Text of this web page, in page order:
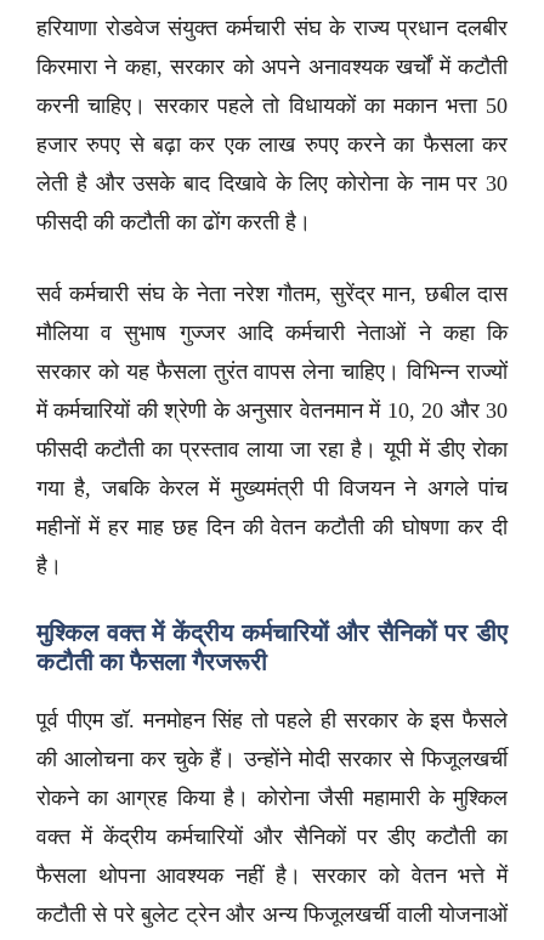
हरियाणा रोडवेज संयुक्त कर्मचारी संघ के राज्य प्रधान दलबीर
किरमारा ने कहा, सरकार को अपने अनावश्यक खर्चों में कटौती
करनी चाहिए। सरकार पहले तो विधायकों का मकान भत्ता 50
हजार रुपए से बढ़ा कर एक लाख रुपए करने का फैसला कर
लेती है और उसके बाद दिखावे के लिए कोरोना के नाम पर 30
फीसदी की कटौती का ढोंग करती है।
सर्व कर्मचारी संघ के नेता नरेश गौतम, सुरेंद्र मान, छबील दास
मौलिया व सुभाष गुज्जर आदि कर्मचारी नेताओं ने कहा कि
सरकार को यह फैसला तुरंत वापस लेना चाहिए। विभिन्न राज्यों
में कर्मचारियों की श्रेणी के अनुसार वेतनमान में 10, 20 और 30
फीसदी कटौती का प्रस्ताव लाया जा रहा है। यूपी में डीए रोका
गया है, जबकि केरल में मुख्यमंत्री पी विजयन ने अगले पांच
महीनों में हर माह छह दिन की वेतन कटौती की घोषणा कर दी
है।
मुश्किल वक्त में केंद्रीय कर्मचारियों और सैनिकों पर डीए
कटौती का फैसला गैरजरूरी
पूर्व पीएम डॉ. मनमोहन सिंह तो पहले ही सरकार के इस फैसले
की आलोचना कर चुके हैं। उन्होंने मोदी सरकार से फिजूलखर्ची
रोकने का आग्रह किया है। कोरोना जैसी महामारी के मुश्किल
वक्त में केंद्रीय कर्मचारियों और सैनिकों पर डीए कटौती का
फैसला थोपना आवश्यक नहीं है। सरकार को वेतन भत्ते में
कटौती से परे बुलेट ट्रेन और अन्य फिजूलखर्ची वाली योजनाओं